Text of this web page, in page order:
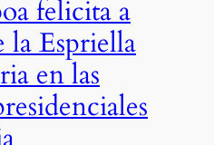
felicita a
la Espriella
en las